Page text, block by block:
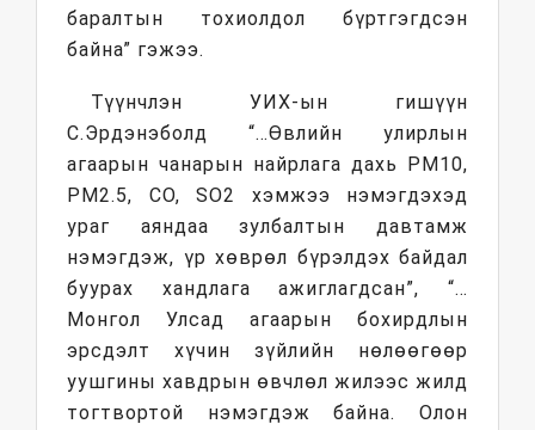
баралтын тохиолдол бүртгэгдсэн
байна” гэжээ.
Түүнчлэн УИХ-ын гишүүн
С.Эрдэнэболд “…Өвлийн улирлын
агаарын чанарын найрлага дахь РМ10,
РМ2.5, CO, SO2 хэмжээ нэмэгдэхэд
ураг аяндаа зулбалтын давтамж
нэмэгдэж, үр хөврөл бүрэлдэх байдал
буурах хандлага ажиглагдсан”, “…
Монгол Улсад агаарын бохирдлын
эрсдэлт хүчин зүйлийн нөлөөгөөр
уушгины хавдрын өвчлөл жилээс жилд
тогтвортой нэмэгдэж байна. Олон